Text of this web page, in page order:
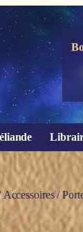
Accessoires/